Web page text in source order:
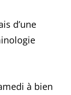
d’une
à bien